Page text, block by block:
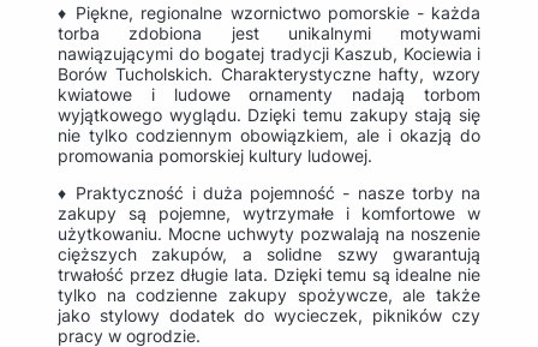
♦ Piękne, regionalne wzornictwo pomorskie - każda
torba zdobiona jest unikalnymi motywami
nawiązującymi do bogatej tradycji Kaszub, Kociewia i
Borów Tucholskich. Charakterystyczne hafty, wzory
kwiatowe i ludowe ornamenty nadają torbom
wyjątkowego wyglądu. Dzięki temu zakupy stają się
nie tylko codziennym obowiązkiem, ale i okazją do
promowania pomorskiej kultury ludowej.
♦ Praktyczność i duża pojemność - nasze torby na
zakupy są pojemne, wytrzymałe i komfortowe w
użytkowaniu. Mocne uchwyty pozwalają na noszenie
cięższych zakupów, a solidne szwy gwarantują
trwałość przez długie lata. Dzięki temu są idealne nie
tylko na codzienne zakupy spożywcze, ale także
jako stylowy dodatek do wycieczek, pikników czy
pracy w ogrodzie.